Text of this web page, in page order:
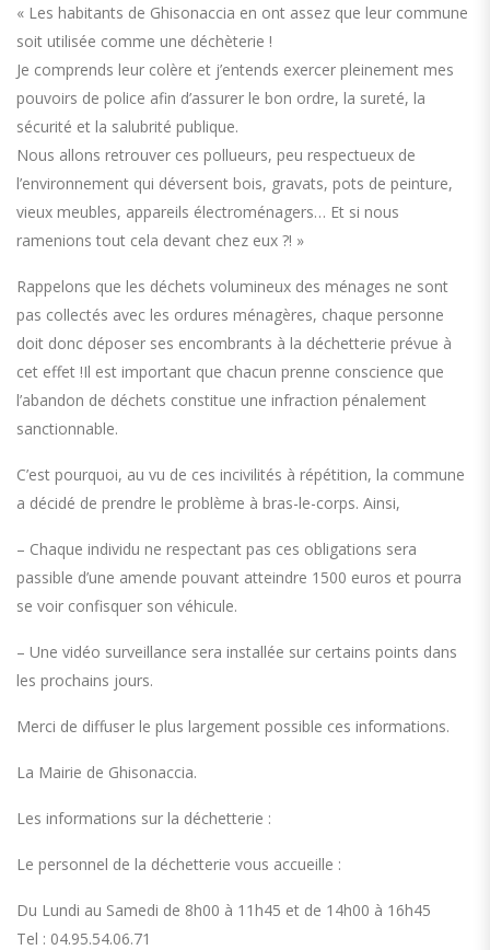
« Les habitants de Ghisonaccia en ont assez que leur commune
soit utilisée comme une déchèterie !
Je comprends leur colère et j’entends exercer pleinement mes
pouvoirs de police afin d’assurer le bon ordre, la sureté, la
sécurité et la salubrité publique.
Nous allons retrouver ces pollueurs, peu respectueux de
l’environnement qui déversent bois, gravats, pots de peinture,
vieux meubles, appareils électroménagers… Et si nous
ramenions tout cela devant chez eux ?! »
Rappelons que les déchets volumineux des ménages ne sont
pas collectés avec les ordures ménagères, chaque personne
doit donc déposer ses encombrants à la déchetterie prévue à
cet effet !Il est important que chacun prenne conscience que
l’abandon de déchets constitue une infraction pénalement
sanctionnable.
C’est pourquoi, au vu de ces incivilités à répétition, la commune
a décidé de prendre le problème à bras-le-corps. Ainsi,
– Chaque individu ne respectant pas ces obligations sera
passible d’une amende pouvant atteindre 1500 euros et pourra
se voir confisquer son véhicule.
– Une vidéo surveillance sera installée sur certains points dans
les prochains jours.
Merci de diffuser le plus largement possible ces informations.
La Mairie de Ghisonaccia.
Les informations sur la déchetterie :
Le personnel de la déchetterie vous accueille :
Du Lundi au Samedi de 8h00 à 11h45 et de 14h00 à 16h45
Tel : 04.95.54.06.71